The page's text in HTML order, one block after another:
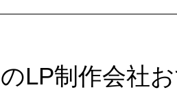
LP制作会社